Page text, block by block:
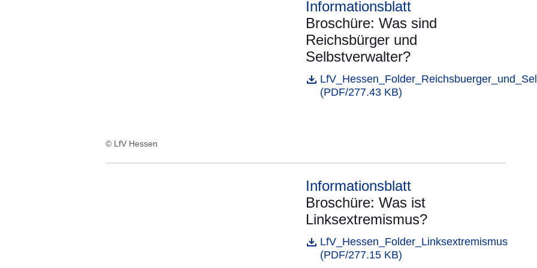
© LfV Hessen
Informationsblatt
Broschüre: Was sind
Reichsbürger und
Selbstverwalter?
Datei
(PDF/277.43 KB)
Öffnet sich in einem neuen Fenster
Informationsblatt
Broschüre: Was ist
Linksextremismus?
DateiLfV_Hessen_Folder_Linksextremismus
(PDF/277.15 KB)
Öffnet sich in einem neuen Fenster